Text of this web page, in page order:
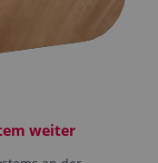
weiter